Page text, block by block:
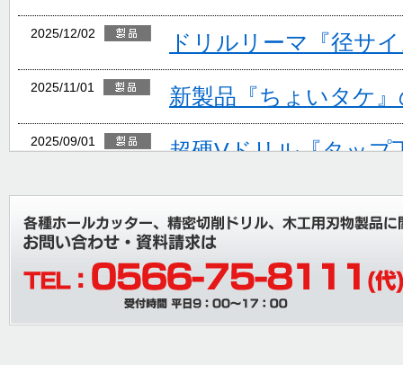
2025/12/02 ドリルリーマ『径サ
2025/11/01 新製品『ちょいタケ
2025/09/01
超硬Vドリル『タップ
ョン追加』
2025/08/06 夏期休業のご案内
2025/07/26
棚卸に伴う出荷停止